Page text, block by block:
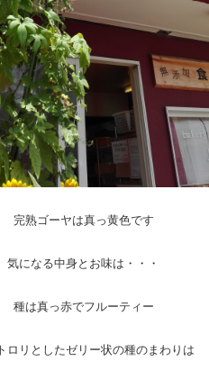
完熟ゴーヤは真っ黄色です
気になる中身とお味は・・・
種は真っ赤でフルーティー
ロリとしたゼリー状の種のまわりは